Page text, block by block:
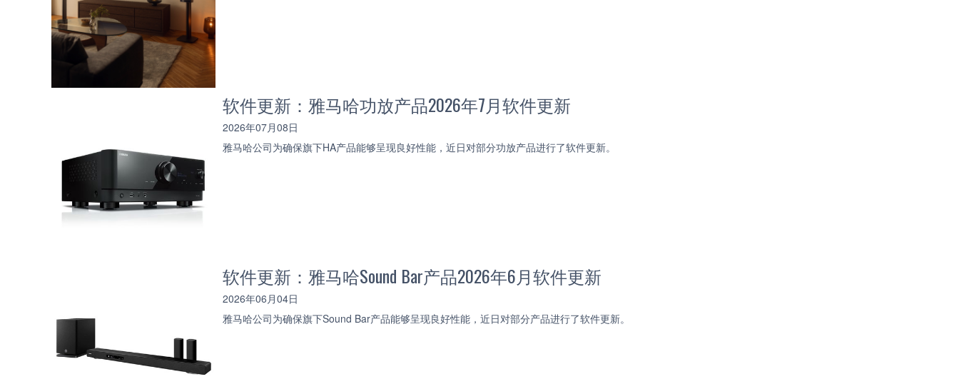
软件更新：雅马哈功放产品2026年7月软件更新
2026年07月08日
雅马哈公司为确保旗下HA产品能够呈现良好性能，近日对部分功放产品进行了软件更新。
软件更新：雅马哈Sound Bar产品2026年6月软件更新
2026年06月04日
雅马哈公司为确保旗下Sound Bar产品能够呈现良好性能，近日对部分产品进行了软件更新。